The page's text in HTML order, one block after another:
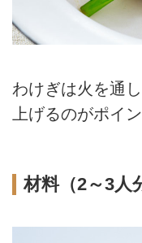
わけぎは火を通
上げるのがポイン
材料（2～3人